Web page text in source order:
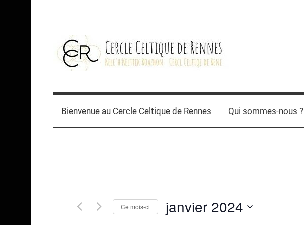
Cercle
celtique
Bienvenue au Cercle Celtique de Rennes Qui sommes-nous ?
Ce mois-ci janvier 2024